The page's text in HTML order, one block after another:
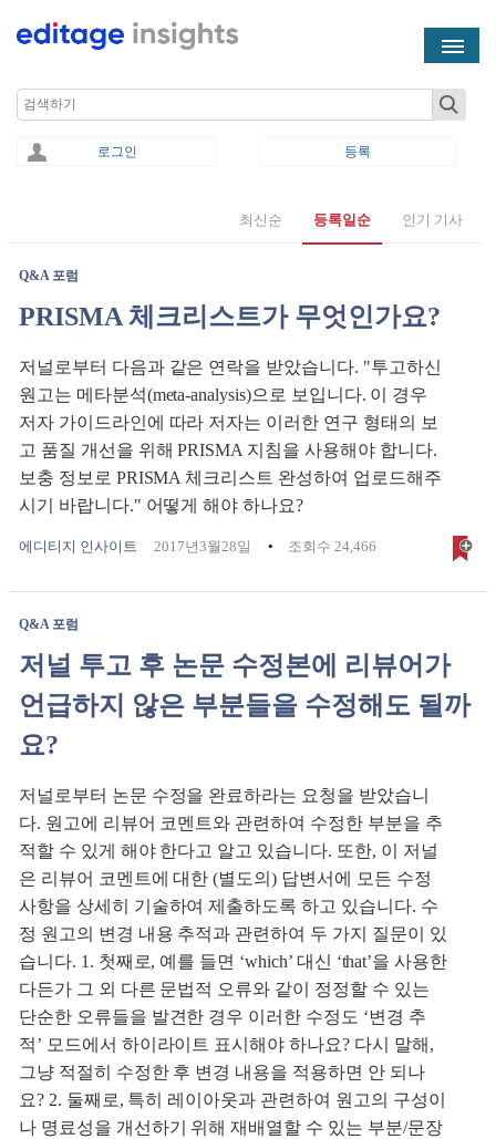
Search
로그인 등록
최신순 등록일순 인기 기사
Q&A 포럼
PRISMA 체크리스트가 무엇인가요?
저널로부터 다음과 같은 연락을 받았습니다. "투고하신
원고는 메타분석(meta-analysis)으로 보입니다. 이 경우
저자 가이드라인에 따라 저자는 이러한 연구 형태의 보
고 품질 개선을 위해 PRISMA 지침을 사용해야 합니다.
보충 정보로 PRISMA 체크리스트 완성하여 업로드해주
시기 바랍니다." 어떻게 해야 하나요?
에디티지 인사이트 2017년3월28일 조회수 24,466
Q&A 포럼
저널 투고 후 논문 수정본에 리뷰어가
언급하지 않은 부분들을 수정해도 될까
요?
저널로부터 논문 수정을 완료하라는 요청을 받았습니
다. 원고에 리뷰어 코멘트와 관련하여 수정한 부분을 추
적할 수 있게 해야 한다고 알고 있습니다. 또한, 이 저널
은 리뷰어 코멘트에 대한 (별도의) 답변서에 모든 수정
사항을 상세히 기술하여 제출하도록 하고 있습니다. 수
정 원고의 변경 내용 추적과 관련하여 두 가지 질문이 있
습니다. 1. 첫째로, 예를 들면 ‘which’ 대신 ‘that’을 사용한
다든가 그 외 다른 문법적 오류와 같이 정정할 수 있는
단순한 오류들을 발견한 경우 이러한 수정도 ‘변경 추
적’ 모드에서 하이라이트 표시해야 하나요? 다시 말해,
그냥 적절히 수정한 후 변경 내용을 적용하면 안 되나
요? 2. 둘째로, 특히 레이아웃과 관련하여 원고의 구성이
나 명료성을 개선하기 위해 재배열할 수 있는 부분/문장